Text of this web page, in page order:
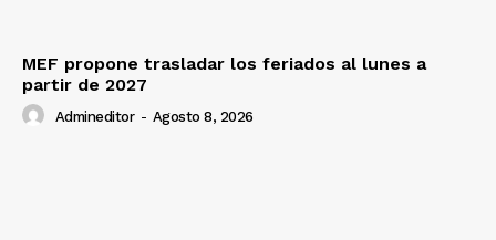
MEF propone trasladar los feriados al lunes a
partir de 2027
Admineditor - Agosto 8, 2026